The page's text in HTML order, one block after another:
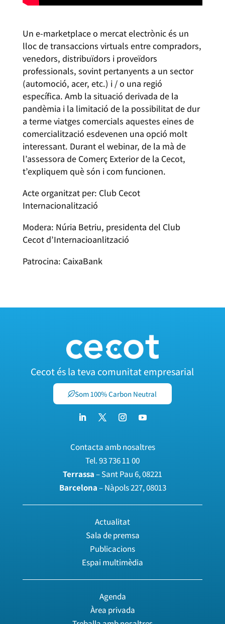
Un e-marketplace o mercat electrònic és un
lloc de transaccions virtuals entre compradors,
venedors, distribuïdors i proveïdors
professionals, sovint pertanyents a un sector
(automoció, acer, etc.) i / o una regió
específica. Amb la situació derivada de la
pandèmia i la limitació de la possibilitat de dur
a terme viatges comercials aquestes eines de
comercialització esdevenen una opció molt
interessant. Durant el webinar, de la mà de
l’assessora de Comerç Exterior de la Cecot,
t’expliquem què són i com funcionen.
Acte organitzat per: Club Cecot
Internacionalització
Modera: Núria Betriu, presidenta del Club
Cecot d’Internacioanlització
Patrocina: CaixaBank
Cecot és la teva comunitat empresarial
Som 100% Carbon Neutral
Contacta amb nosaltres
Tel.93 736 11 00
Terrassa– Sant Pau 6, 08221
Barcelona– Nàpols 227, 08013
Actualitat
Sala de premsa
Publicacions
Espai multimèdia
Agenda
Àrea privada